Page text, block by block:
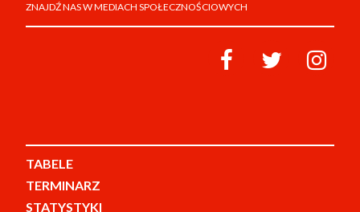
ZNAJDŹ NAS W MEDIACH SPOŁECZNOŚCIOWYCH
TABELE
TERMINARZ
STATYSTYKI